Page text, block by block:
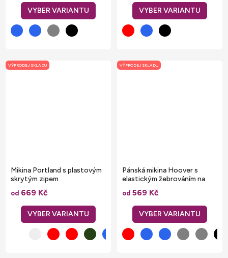
VÝPRODEJ SKLADU
Mikina Portland s plastovým
skrytým zipem
od 669 Kč
VÝPRODEJ SKLADU
Pánská mikina Hoover s
elastickým žebrováním na
manžetách a v pasu
od 569 Kč